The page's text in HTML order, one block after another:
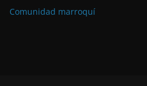
Comunidad marroquí